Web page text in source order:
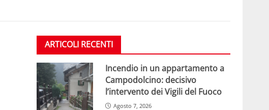
ARTICOLI RECENTI
Incendio in un appartamento a
Campodolcino: decisivo
l’intervento dei Vigili del Fuoco
Agosto 7, 2026